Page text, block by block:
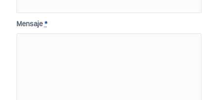
Mensaje*